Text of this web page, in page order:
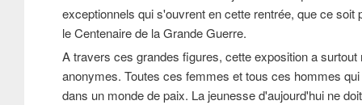
exceptionnels qui s'ouvrent en cette rentrée, que ce
le Centenaire de la Grande Guerre.
A travers ces grandes figures, cette exposition a
anonymes. Toutes ces femmes et tous ces hommes
dans un monde de paix. La jeunesse d'aujourd'hui ne